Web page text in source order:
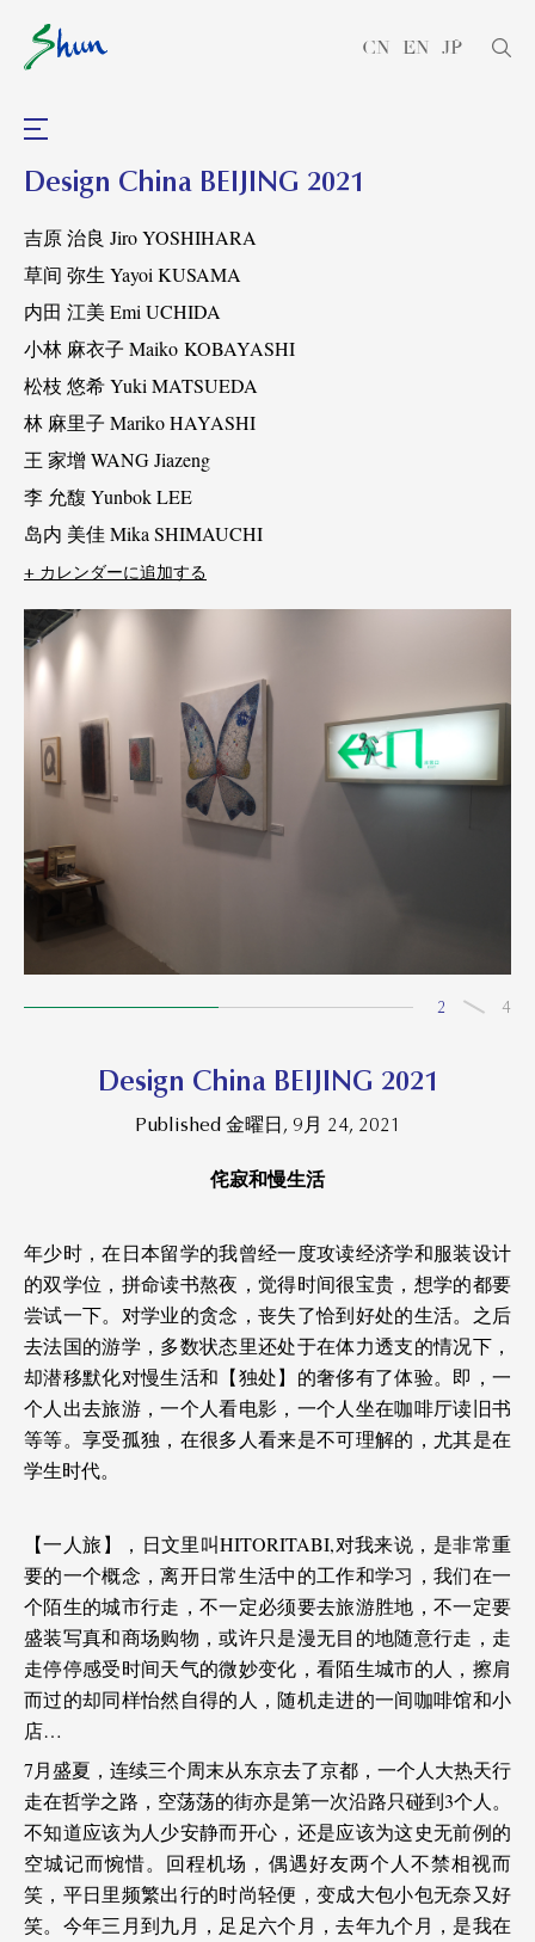
CN EN JP
Design China BEIJING 2021
吉原治良 Jiro YOSHIHARA
草间 弥生 Yayoi KUSAMA
内田 江美 Emi UCHIDA
小林 麻衣子 Maiko KOBAYASHI
松枝 悠希Yuki MATSUEDA
林 麻里子 Mariko HAYASHI
王 家增 WANG Jiazeng
李 允馥Yunbok LEE
岛内 美佳Mika SHIMAUCHI
+ カレンダーに追加する
2 4
Design China BEIJING 2021
Published 金曜日, 9月 24, 2021
侘寂和慢生活
年少时，在日本留学的我曾经一度攻读经济学和服装设计
的双学位，拼命读书熬夜，觉得时间很宝贵，想学的都要
尝试一下。对学业的贪念，丧失了恰到好处的生活。之后
去法国的游学，多数状态里还处于在体力透支的情况下，
却潜移默化对慢生活和【独处】的奢侈有了体验。即，一
个人出去旅游，一个人看电影，一个人坐在咖啡厅读旧书
等等。享受孤独，在很多人看来是不可理解的，尤其是在
学生时代。
【一人旅】，日文里叫HITORITABI,对我来说，是非常重
要的一个概念，离开日常生活中的工作和学习，我们在一
个陌生的城市行走，不一定必须要去旅游胜地，不一定要
盛装写真和商场购物，或许只是漫无目的地随意行走，走
走停停感受时间天气的微妙变化，看陌生城市的人，擦肩
而过的却同样怡然自得的人，随机走进的一间咖啡馆和小
店…
7月盛夏，连续三个周末从东京去了京都，一个人大热天行
走在哲学之路，空荡荡的街亦是第一次沿路只碰到3个人。
不知道应该为人少安静而开心，还是应该为这史无前例的
空城记而惋惜。回程机场，偶遇好友两个人不禁相视而
笑，平日里频繁出行的时尚轻便，变成大包小包无奈又好
笑。今年三月到九月，足足六个月，去年九个月，是我在